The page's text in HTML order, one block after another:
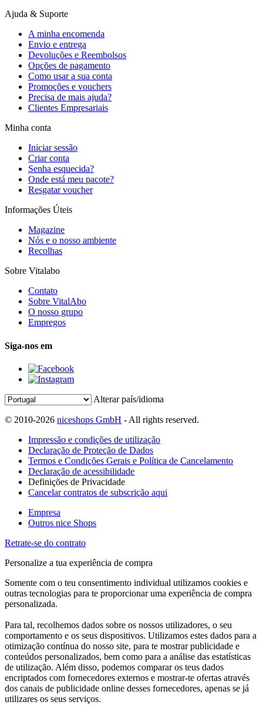
Ajuda & Suporte
A minha encomenda
Envio e entrega
Devoluções e Reembolsos
Opções de pagamento
Como usar a sua conta
Promoções e vouchers
Precisa de mais ajuda?
Clientes Empresariais
Minha conta
Iniciar sessão
Criar conta
Senha esquecida?
Onde está meu pacote?
Resgatar voucher
Informações Úteis
Magazine
Nós e o nosso ambiente
Recolhas
Sobre Vitalabo
Contato
Sobre VitalAbo
O nosso grupo
Empregos
Siga-nos em
Alterar país/idioma
© 2010-2026 niceshops GmbH - All rights reserved.
Impressão e condições de utilização
Declaração de Proteção de Dados
Termos e Condições Gerais e Política de Cancelamento
Declaração de acessibilidade
Definições de Privacidade
Cancelar contratos de subscrição aqui
Empresa
Outros nice Shops
Retrate-se do contrato
Personalize a tua experiência de compra
Somente com o teu consentimento individual utilizamos cookies e
outras tecnologias para te proporcionar uma experiência de compra
personalizada.
Para tal, recolhemos dados sobre os nossos utilizadores, o seu
comportamento e os seus dispositivos. Utilizamos estes dados para a
otimização contínua do nosso site, para te mostrar publicidade e
conteúdos personalizados, bem como para a análise das estatísticas
de utilização. Além disso, podemos comparar os teus dados
encriptados com fornecedores externos e mostrar-te ofertas através
dos canais de publicidade online desses fornecedores, apenas se já
utilizares os seus serviços.